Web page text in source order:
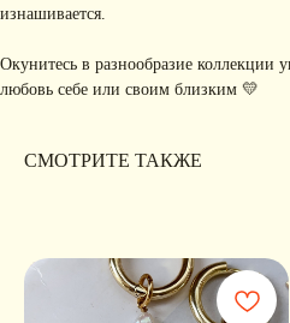
изнашивается.
Окунитесь в разнообразие
любовь себе или своим близким 💛
СМОТРИТЕ ТАКЖЕ
Ясоглашаюсьна получение рекламной рассылки
подписаться
ОГРН 324547600025580